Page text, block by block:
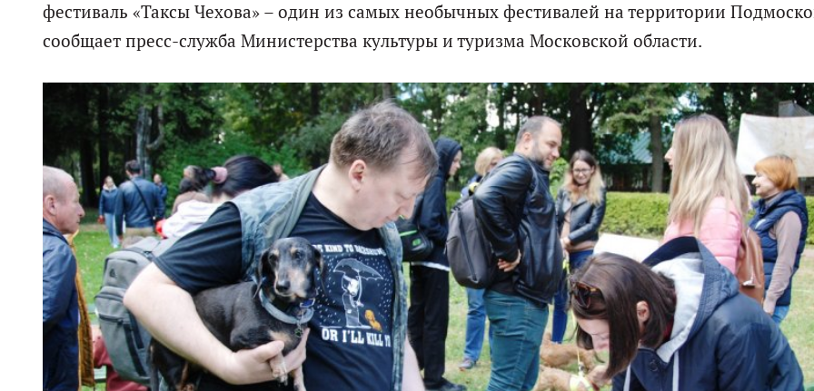
фестиваль «Таксы Чехова» – один из самых необычных фестивалей на территории
сообщает пресс-служба Министерства культуры и туризма Московской области.